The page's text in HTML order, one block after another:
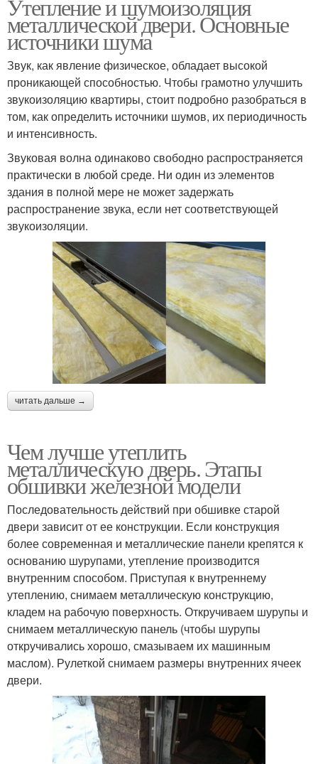
Утепление и шумоизоляция
металлической двери. Основные
источники шума
Звук, как явление физическое, обладает высокой
проникающей способностью. Чтобы грамотно улучшить
звукоизоляцию квартиры, стоит подробно разобраться в
том, как определить источники шумов, их периодичность
и интенсивность.
Звуковая волна одинаково свободно распространяется
практически в любой среде. Ни один из элементов
здания в полной мере не может задержать
распространение звука, если нет соответствующей
звукоизоляции.
читать дальше →
Чем лучше утеплить
металлическую дверь. Этапы
обшивки железной модели
Последовательность действий при обшивке старой
двери зависит от ее конструкции. Если конструкция
более современная и металлические панели крепятся к
основанию шурупами, утепление производится
внутренним способом. Приступая к внутреннему
утеплению, снимаем металлическую конструкцию,
кладем на рабочую поверхность. Откручиваем шурупы и
снимаем металлическую панель (чтобы шурупы
откручивались хорошо, смазываем их машинным
маслом). Рулеткой снимаем размеры внутренних ячеек
двери.